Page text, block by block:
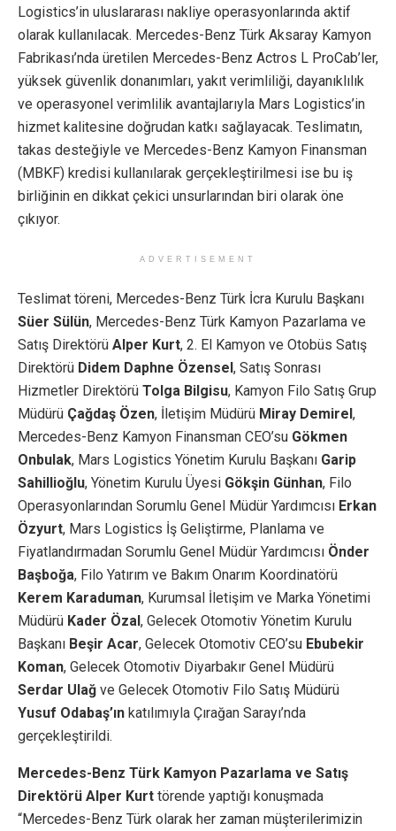
Logistics’in uluslararası nakliye operasyonlarında aktif
olarak kullanılacak. Mercedes-Benz Türk Aksaray Kamyon
Fabrikası’nda üretilen Mercedes-Benz Actros L ProCab’ler,
yüksek güvenlik donanımları, yakıt verimliliği, dayanıklılık
ve operasyonel verimlilik avantajlarıyla Mars Logistics’in
hizmet kalitesine doğrudan katkı sağlayacak. Teslimatın,
takas desteğiyle ve Mercedes-Benz Kamyon Finansman
(MBKF) kredisi kullanılarak gerçekleştirilmesi ise bu iş
birliğinin en dikkat çekici unsurlarından biri olarak öne
çıkıyor.
ADVERTISEMENT
Teslimat töreni, Mercedes-Benz Türk İcra Kurulu Başkanı
Süer Sülün, Mercedes-Benz Türk Kamyon Pazarlama ve
Satış Direktörü Alper Kurt, 2. El Kamyon ve Otobüs Satış
Direktörü Didem Daphne Özensel , Satış Sonrası
Hizmetler Direktörü Tolga Bilgisu, Kamyon Filo Satış Grup
Müdürü Çağdaş Özen, İletişim Müdürü Miray Demirel ,
Mercedes-Benz Kamyon Finansman CEO’su Gökmen
Onbulak, Mars Logistics Yönetim Kurulu Başkanı Garip
Sahillioğlu, Yönetim Kurulu Üyesi Gökşin Günhan, Filo
Operasyonlarından Sorumlu Genel Müdür Yardımcısı Erkan
Özyurt, Mars Logistics İş Geliştirme, Planlama ve
Fiyatlandırmadan Sorumlu Genel Müdür Yardımcısı Önder
Başboğa, Filo Yatırım ve Bakım Onarım Koordinatörü
Kerem Karaduman, Kurumsal İletişim ve Marka Yönetimi
Müdürü Kader Özal , Gelecek Otomotiv Yönetim Kurulu
Başkanı Beşir Acar, Gelecek Otomotiv CEO’su Ebubekir
Koman, Gelecek Otomotiv Diyarbakır Genel Müdürü
Serdar Ulağ ve Gelecek Otomotiv Filo Satış Müdürü
Yusuf Odabaş’ın katılımıyla Çırağan Sarayı’nda
gerçekleştirildi.
Mercedes-Benz Türk Kamyon Pazarlama ve Satış
Direktörü Alper Kurt törende yaptığı konuşmada
“Mercedes-Benz Türk olarak her zaman müşterilerimizin